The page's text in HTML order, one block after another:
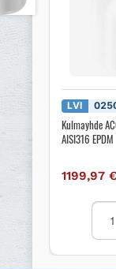
LVI
Kulmayhde
AISI316 EPDM
1199,97
ACO
ACO